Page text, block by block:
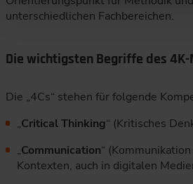
unterschiedlichen Fachbereichen.
Die wichtigsten Begriffe des
Die „4Cs“ stehen für folgende
„Critical Thinking“ (Kritisches
„Communication“
Kontexten, auch in digitalen